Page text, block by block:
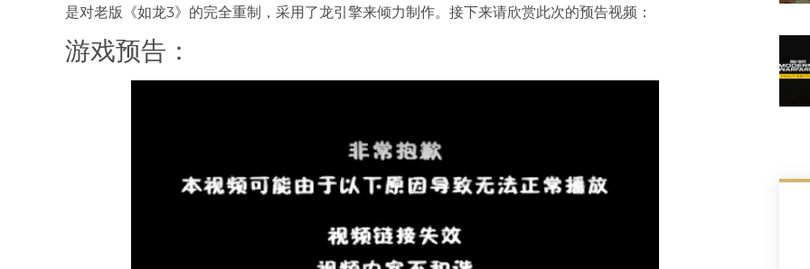
是对老版《如龙3》的完全重制，采用了龙引擎来倾力制作。接下来请欣赏此次的预告视频：
游戏预告：